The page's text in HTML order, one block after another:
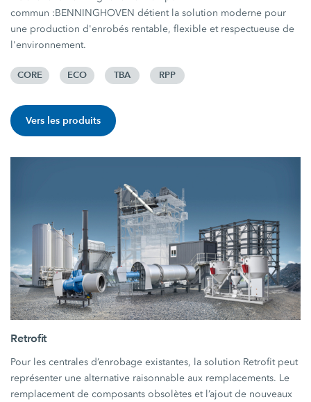
commun :BENNINGHOVEN détient la solution moderne pour
une production d'enrobés rentable, flexible et respectueuse de
l'environnement.
CORE ECO TBA RPP
Vers les produits
Retrofit
Pour les centrales d’enrobage existantes, la solution Retrofit peut
représenter une alternative raisonnable aux remplacements. Le
remplacement de composants obsolètes et l’ajout de nouveaux